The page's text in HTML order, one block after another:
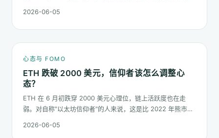
2026-06-05
心态与 FOMO
ETH 跌破 2000 美元，信仰者该怎么调整心
态？
ETH 在 6 月初跌穿 2000 美元心理位，链上活跃度也在走
弱。对自称"以太坊信仰者"的人来说，这是比 2022 年熊市更
2026-06-05